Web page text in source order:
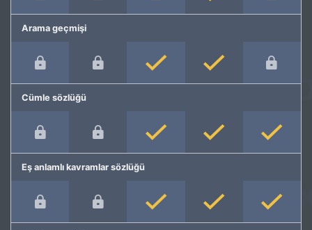
Arama geçmişi
Cümle sözlüğü
Eş anlamlı kavramlar sözlüğü